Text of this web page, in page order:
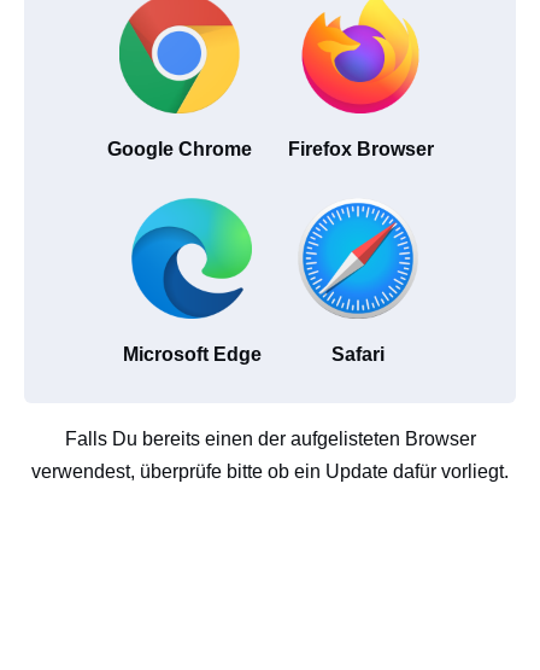
Google Chrome Firefox Browser
Microsoft Edge Safari
Falls Du bereits einen der aufgelisteten Browser
verwendest, überprüfe bitte ob ein Update dafür vorliegt.